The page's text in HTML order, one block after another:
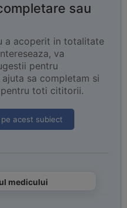
sau
a acoperit in totalitate
va
pentru
sa completam si
toti cititorii.
acest subiect
medicului